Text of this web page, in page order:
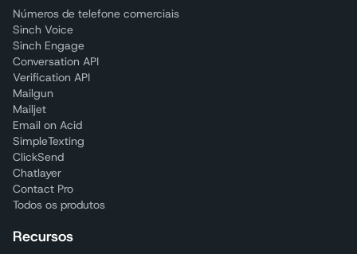
Números de telefone comerciais
Sinch Voice
Sinch Engage
Conversation API
Verification API
Mailgun
Mailjet
Email on Acid
SimpleTexting
ClickSend
Chatlayer
Contact Pro
Todos os produtos
Recursos